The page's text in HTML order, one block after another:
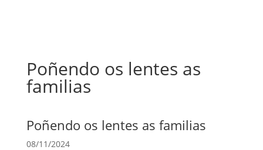
Poñendo os lentes as
familias
Poñendo os lentes as familias
08/11/2024